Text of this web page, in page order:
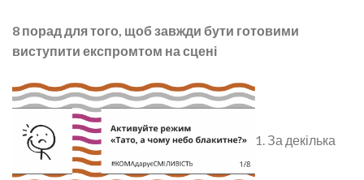
8 порад для того, щоб завжди бути готовими
виступити експромтом на сцені
1. За декілька